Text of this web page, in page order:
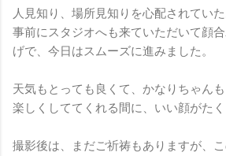
人見知り、場所見知りを心配されていた
事前にスタジオへも来ていただいて顔
げで、今日はスムーズに進みました。
天気もとっても良くて、かなりちゃんも
楽しくしててくれる間に、いい顔がたく
撮影後は、まだご祈祷もありますが、